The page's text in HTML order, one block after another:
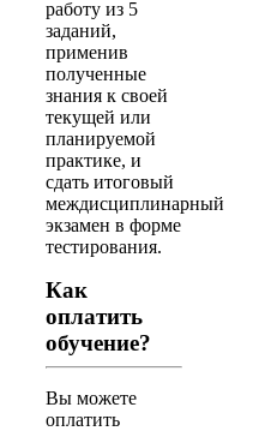
работу из 5
заданий,
применив
полученные
знания к своей
текущей или
планируемой
практике, и
сдать итоговый
междисциплинарный
экзамен в форме
тестирования.
Как
оплатить
обучение?
Вы можете
оплатить